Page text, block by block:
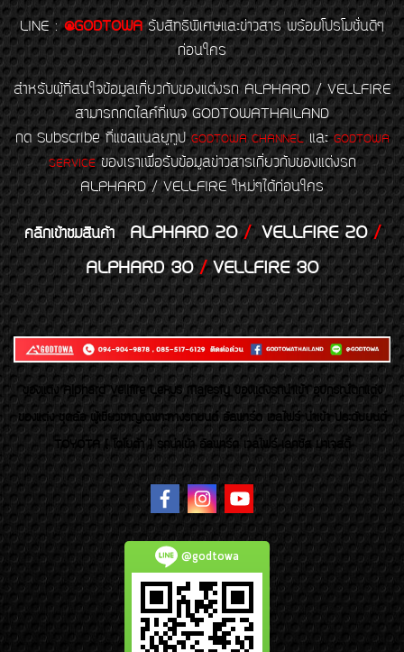
LINE : @GODTOWA รับสิทธิพิเศษและข่าวสาร พร้อมโปรโมชั่นดีๆ
ก่อนใคร
สำหรับผู้ที่สนใจข้อมูลเกี่ยวกับของแต่งรถ ALPHARD / VELLFIRE
สามารถกดไลค์ที่เพจ GODTOWATHAILAND
กด Subscribe ที่แชลแนลยูทูป GODTOWA CHANNELและGODTOWA
SERVICEของเราเพื่อรับข้อมูลข่าวสารเกี่ยวกับของแต่งรถ
ALPHARD / VELLFIRE ใหม่ๆได้ก่อนใคร
คลิกเข้าชมสินค้า ALPHARD 20/VELLFIRE 20/
ALPHARD 30/VELLFIRE 30
ของเเต่ง Alphard Vellfire Lexus Majesty ของเเต่งรถนำเข้า อุปกรณ์ตกแต่ง
ของแต่ง ชุดล้อ ผู้เชี่ยวชาญเฉพาะทางรถยนต์ อัลพาร์ด เวลไฟร์ นำเข้า ประดับยนต์
TOYOTA ( โตโยต้า ) รถนำเข้า อัลพาร์ด เวลไฟร์ เลกซัส มาเจสตี้
@godtowa